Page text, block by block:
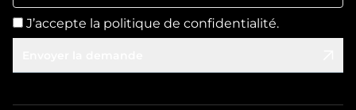
J’accepte la politique de confidentialité.